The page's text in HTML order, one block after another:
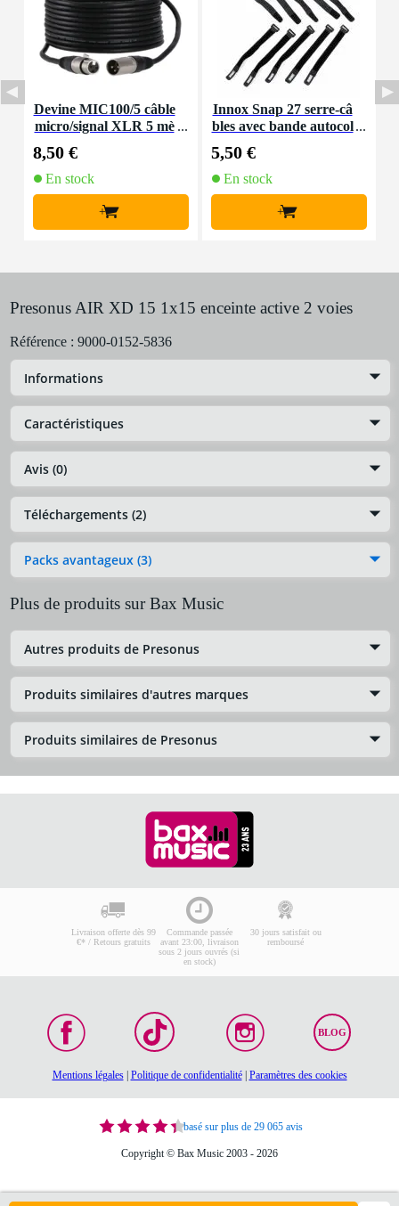
Devine MIC100/5 câble
micro/signal XLR 5 mè
8,50 €
En stock
+
Innox Snap 27 serre-câ
bles avec bande autocol
5,50 €
En stock
+
Presonus AIR XD 15 1x15 enceinte active 2 voies
Référence : 9000-0152-5836
Informations
Caractéristiques
Avis (0)
Téléchargements (2)
Packs avantageux (3)
Plus de produits sur Bax Music
Autres produits de Presonus
Produits similaires d'autres marques
Produits similaires de Presonus
Livraison offerte dès 99
€* / Retours gratuits
Commande passée
avant 23:00, livraison
sous 2 jours ouvrés (si
en stock)
30 jours satisfait ou
remboursé
BLOG
Mentions légales| Politique de confidentialité| Paramètres des cookies
basé sur plus de 29 065 avis
Copyright © Bax Music 2003 - 2026